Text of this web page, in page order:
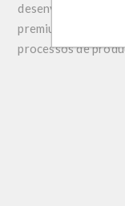
desenvolve
premium para
processos de